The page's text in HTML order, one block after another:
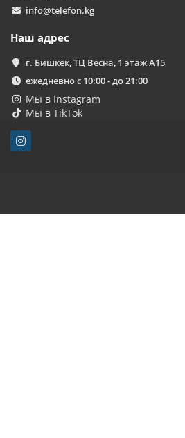
info@telefon.kg
Наш адрес
г. Бишкек, ТЦ Весна, 1 этаж А15
ежедневно с 10:00 - до 21:00
Мы в Instagram
Мы в TikTok